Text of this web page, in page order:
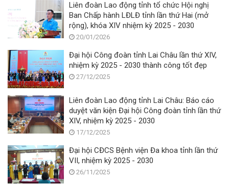
Liên đoàn Lao động tỉnh tổ chức Hội nghị
Ban Chấp hành LĐLĐ tỉnh lần thứ Hai (mở
rộng), khóa XIV nhiệm kỳ 2025 - 2030
20/01/2026
Đại hội Công đoàn tỉnh Lai Châu lần thứ XIV,
nhiệm kỳ 2025 - 2030 thành công tốt đẹp
27/12/2025
Liên đoàn Lao động tỉnh Lai Châu: Báo cáo
duyệt văn kiện Đại hội Công đoàn tỉnh lần thứ
XIV, nhiệm kỳ 2025 - 2030
17/12/2025
Đại hội CĐCS Bệnh viện Đa khoa tỉnh lần thứ
VII, nhiệm kỳ 2025 - 2030
26/11/2025